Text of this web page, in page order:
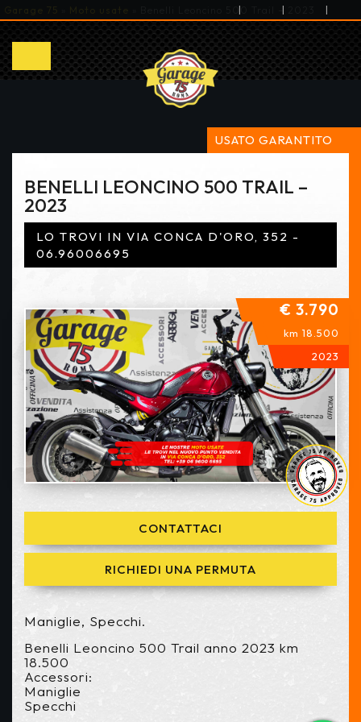
| | |
USATO GARANTITO
BENELLI LEONCINO 500 TRAIL –
2023
LO TROVI IN VIA CONCA D'ORO, 352 -
06.96006695
€ 3.790
km 18.500
2023
CONTATTACI
RICHIEDI UNA PERMUTA
Maniglie, Specchi.
Benelli Leoncino 500 Trail anno 2023 km
18.500
Accessori:
Maniglie
Specchi